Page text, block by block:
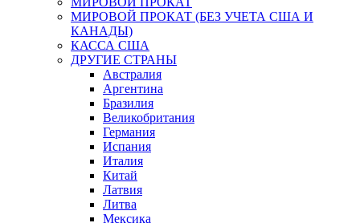
МИРОВОЙ ПРОКАТ (БЕЗ УЧЕТА США И
КАНАДЫ)
КАССА США
ДРУГИЕ СТРАНЫ
Австралия
Аргентина
Бразилия
Великобритания
Германия
Испания
Италия
Китай
Латвия
Литва
Мексика